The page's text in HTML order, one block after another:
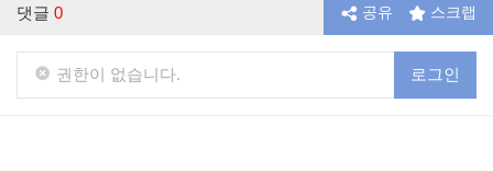
댓글 0 공유 스크랩
권한이 없습니다. 로그인